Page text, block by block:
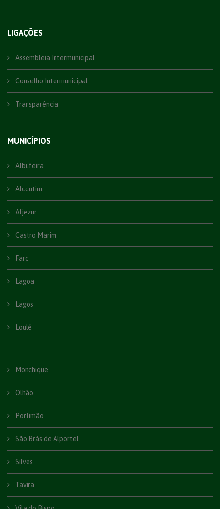
LIGAÇÕES
Assembleia Intermunicipal
Conselho Intermunicipal
Transparência
MUNICÍPIOS
Albufeira
Alcoutim
Aljezur
Castro Marim
Faro
Lagoa
Lagos
Loulé
Monchique
Olhão
Portimão
São Brás de Alportel
Silves
Tavira